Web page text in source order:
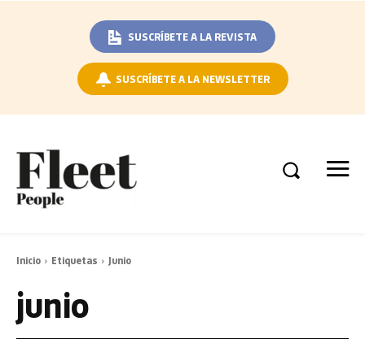
SUSCRÍBETE A LA REVISTA
SUSCRÍBETE A LA NEWSLETTER
Inicio Etiquetas Junio
junio